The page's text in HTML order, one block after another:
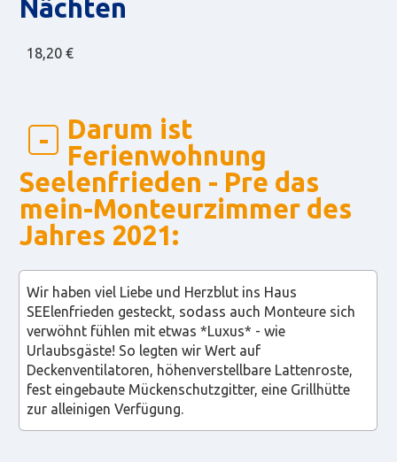
Nächten
18,20 €
Darum ist
Ferienwohnung
Seelenfrieden - Pre das
mein-Monteurzimmer des
Jahres 2021:
Wir haben viel Liebe und Herzblut ins Haus
SEElenfrieden gesteckt, sodass auch Monteure sich
verwöhnt fühlen mit etwas *Luxus* - wie
Urlaubsgäste! So legten wir Wert auf
Deckenventilatoren, höhenverstellbare Lattenroste,
fest eingebaute Mückenschutzgitter, eine Grillhütte
zur alleinigen Verfügung.